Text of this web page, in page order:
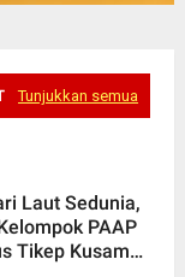
Tunjukkan semua
Laut Sedunia,
PAAP
Tikep Kusambi